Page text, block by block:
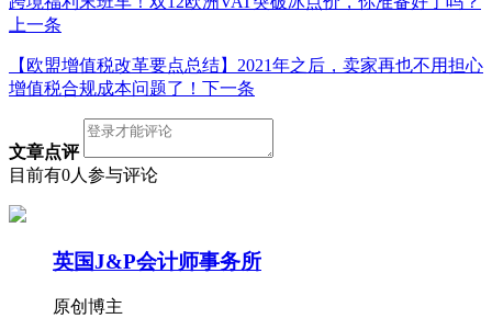
上一条
【欧盟增值税改革要点总结】2021年之后，卖家再也不用担心
增值税合规成本问题了！ 下一条
文章点评
目前有0人参与评论
英国J&P会计师事务所
原创博主